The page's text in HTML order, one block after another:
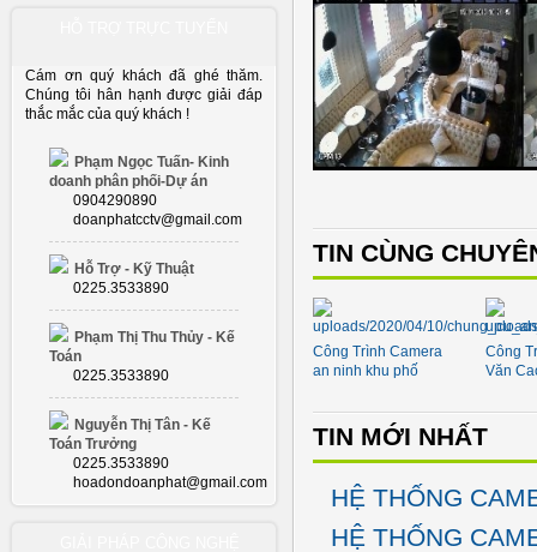
Cám ơn quý khách đã ghé thăm.
Chúng tôi hân hạnh được giải đáp
thắc mắc của quý khách !
Phạm Ngọc Tuấn- Kinh
doanh phân phối-Dự án
0904290890
doanphatcctv@gmail.com
Hỗ Trợ - Kỹ Thuật
0225.3533890
Phạm Thị Thu Thủy - Kế
Toán
0225.3533890
Nguyễn Thị Tân - Kế
Toán Trưởng
0225.3533890
hoadondoanphat@gmail.com
TIN CÙNG
Công Trình Camera
an ninh khu phố
Công
Văn
TIN MỚI NHẤT
HỆ THỐNG
HỆ THỐNG